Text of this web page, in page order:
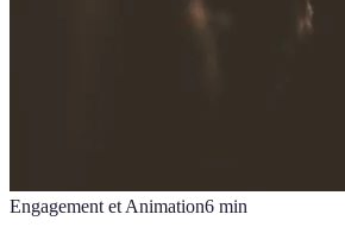
Engagement et Animation6 min